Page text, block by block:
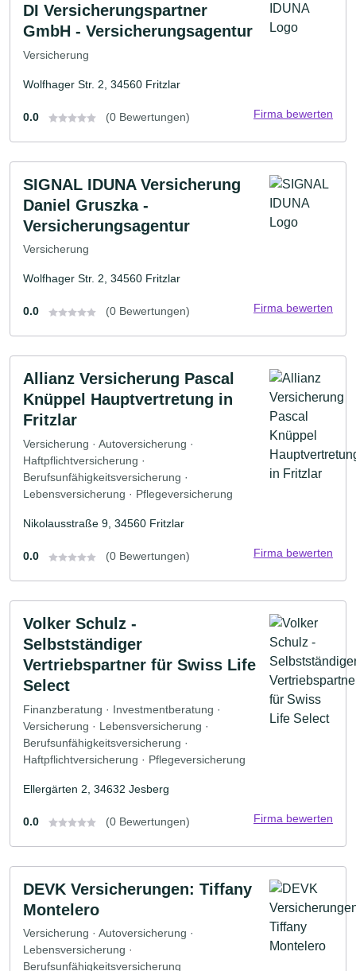
DI Versicherungspartner
GmbH - Versicherungsagentur
Versicherung
Wolfhager Str. 2, 34560 Fritzlar
0.0 (0 Bewertungen) Firma bewerten
SIGNAL IDUNA Versicherung
Daniel Gruszka -
Versicherungsagentur
Versicherung
Wolfhager Str. 2, 34560 Fritzlar
0.0 (0 Bewertungen) Firma bewerten
Allianz Versicherung Pascal
Knüppel Hauptvertretung in
Fritzlar
Versicherung · Autoversicherung ·
Haftpflichtversicherung ·
Berufsunfähigkeitsversicherung ·
Lebensversicherung · Pflegeversicherung
Nikolausstraße 9, 34560 Fritzlar
0.0 (0 Bewertungen) Firma bewerten
Volker Schulz -
Selbstständiger
Vertriebspartner für Swiss Life
Select
Finanzberatung · Investmentberatung ·
Versicherung · Lebensversicherung ·
Berufsunfähigkeitsversicherung ·
Haftpflichtversicherung · Pflegeversicherung
Ellergärten 2, 34632 Jesberg
0.0 (0 Bewertungen) Firma bewerten
DEVK Versicherungen: Tiffany
Montelero
Versicherung · Autoversicherung ·
Lebensversicherung ·
Berufsunfähigkeitsversicherung